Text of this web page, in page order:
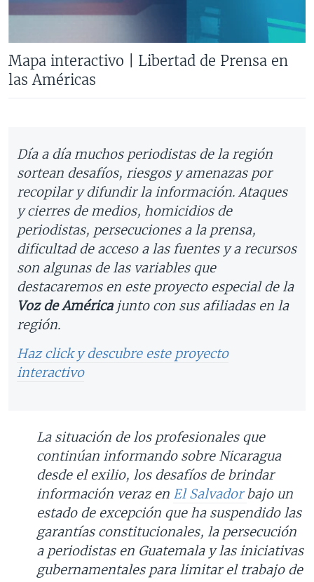
Mapa interactivo | Libertad de Prensa en
las Américas
Día a día muchos periodistas de la región
sortean desafíos, riesgos y amenazas por
recopilar y difundir la información. Ataques
y cierres de medios, homicidios de
periodistas, persecuciones a la prensa,
dificultad de acceso a las fuentes y a recursos
son algunas de las variables que
destacaremos en este proyecto especial de la
Voz de América junto con sus afiliadas en la
región.
Haz click y descubre este proyecto
interactivo
La situación de los profesionales que
continúan informando sobre Nicaragua
desde el exilio, los desafíos de brindar
información veraz en El Salvadorbajo un
estado de excepción que ha suspendido las
garantías constitucionales, la persecución
a periodistas en Guatemala y las iniciativas
gubernamentales para limitar el trabajo de